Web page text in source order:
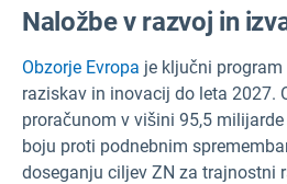
Naložbe v razvoj in
Obzorje Evropa je ključni
raziskav in inovacij do leta 2027.
proračunom v višini 95,5
boju proti podnebnim
doseganju ciljev ZN za trajnostni